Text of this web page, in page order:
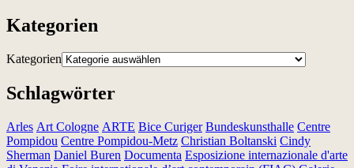
Kategorien
Kategorien
Schlagwörter
Arles Art Cologne ARTE Bice Curiger Bundeskunsthalle Centre
Pompidou Centre Pompidou-Metz Christian Boltanski Cindy
Sherman Daniel Buren Documenta Esposizione internazionale d'arte